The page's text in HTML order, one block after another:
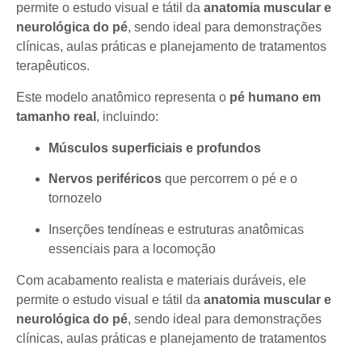
permite o estudo visual e tátil da anatomia muscular e
neurológica do pé, sendo ideal para demonstrações
clínicas, aulas práticas e planejamento de tratamentos
terapêuticos.
Este modelo anatômico representa o pé humano em
tamanho real , incluindo:
Músculos superficiais e profundos
Nervos periféricos que percorrem o pé e o
tornozelo
Inserções tendíneas e estruturas anatômicas
essenciais para a locomoção
Com acabamento realista e materiais duráveis, ele
permite o estudo visual e tátil da anatomia muscular e
neurológica do pé, sendo ideal para demonstrações
clínicas, aulas práticas e planejamento de tratamentos